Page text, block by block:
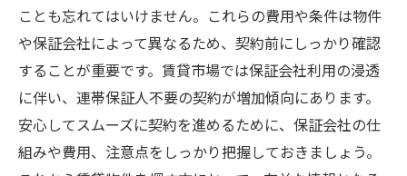
ことも忘れてはいけません。これらの費用や条件は物件
や保証会社によって異なるため、契約前にしっかり確認
することが重要です。賃貸市場では保証会社利用の浸透
に伴い、連帯保証人不要の契約が増加傾向にあります。
安心してスムーズに契約を進めるために、保証会社の仕
組みや費用、注意点をしっかり把握しておきましょう。